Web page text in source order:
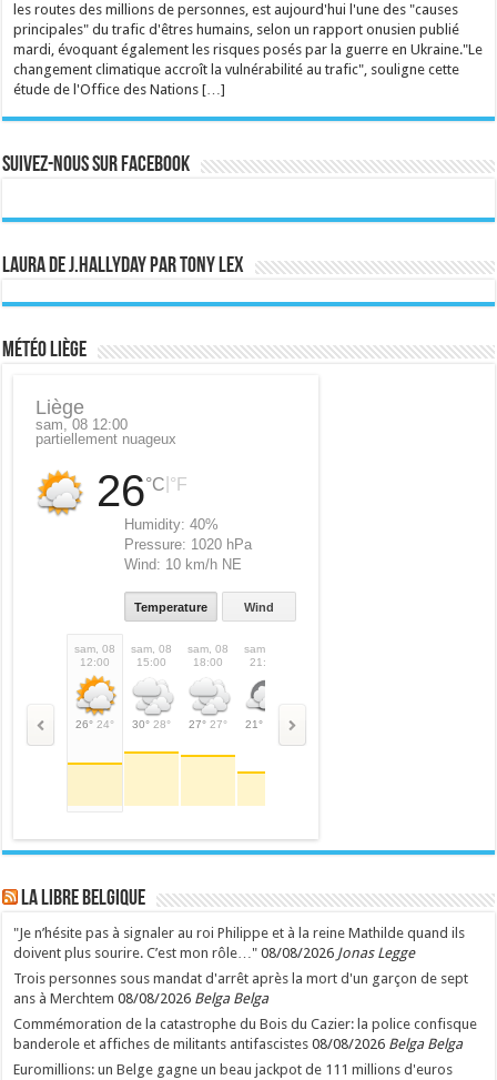
les routes des millions de personnes, est aujourd'hui l'une des "causes
principales" du trafic d'êtres humains, selon un rapport onusien publié
mardi, évoquant également les risques posés par la guerre en Ukraine."Le
changement climatique accroît la vulnérabilité au trafic", souligne cette
étude de l'Office des Nations […]
Suivez-nous sur Facebook
Laura de J.Hallyday par Tony Lex
Météo Liège
Liège
sam, 08 12:00
partiellement nuageux
26°C °F
Humidity:40%
Pressure: 1020 hPa
Wind: 10 km/h NE
Temperature Wind
sam, 08
12:00
26° 24°
sam, 08
15:00
30° 28°
sam, 08
18:00
27° 27°
sam, 08
21:00
21°
LA Libre Belgique
"Je n’hésite pas à signaler au roi Philippe et à la reine Mathilde quand ils
doivent plus sourire. C’est mon rôle…" 08/08/2026 Jonas Legge
Trois personnes sous mandat d'arrêt après la mort d'un garçon de sept
ans à Merchtem 08/08/2026 Belga Belga
Commémoration de la catastrophe du Bois du Cazier: la police confisque
banderole et affiches de militants antifascistes 08/08/2026 Belga Belga
Euromillions: un Belge gagne un beau jackpot de 111 millions d'euros